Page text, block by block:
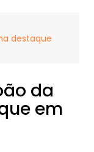
destaque
da
em